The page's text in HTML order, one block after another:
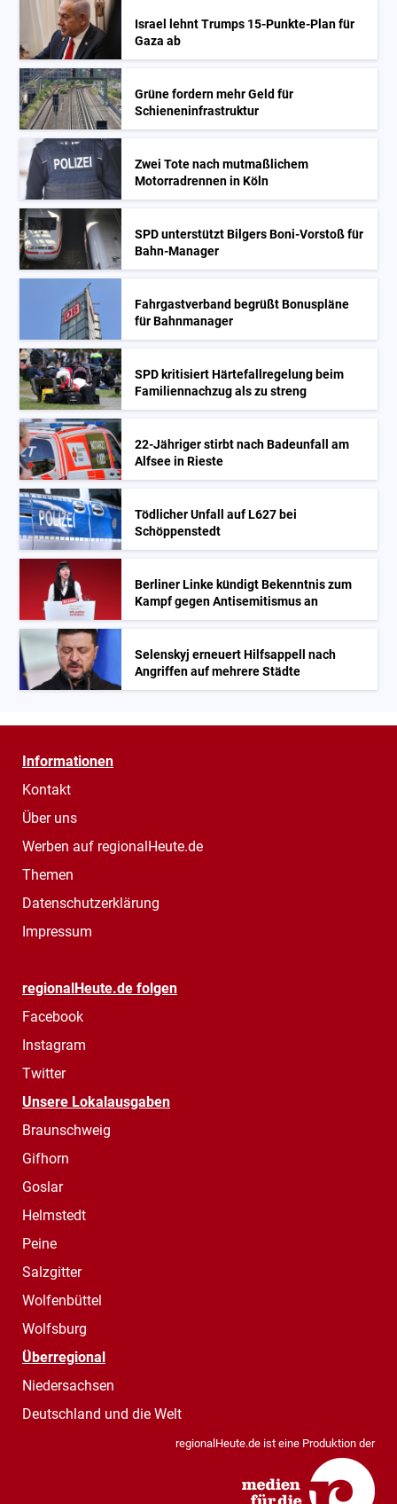
Israel lehnt Trumps 15-Punkte-Plan für
Gaza ab
Grüne fordern mehr Geld für
Schieneninfrastruktur
Zwei Tote nach mutmaßlichem
Motorradrennen in Köln
SPD unterstützt Bilgers Boni-Vorstoß für
Bahn-Manager
Fahrgastverband begrüßt Bonuspläne
für Bahnmanager
SPD kritisiert Härtefallregelung beim
Familiennachzug als zu streng
22-Jähriger stirbt nach Badeunfall am
Alfsee in Rieste
Tödlicher Unfall auf L627 bei
Schöppenstedt
Berliner Linke kündigt Bekenntnis zum
Kampf gegen Antisemitismus an
Selenskyj erneuert Hilfsappell nach
Angriffen auf mehrere Städte
Informationen
Kontakt
Über uns
Werben auf regionalHeute.de
Themen
Datenschutzerklärung
Impressum
regionalHeute.de folgen
Facebook
Instagram
Twitter
Unsere Lokalausgaben
Braunschweig
Gifhorn
Goslar
Helmstedt
Peine
Salzgitter
Wolfenbüttel
Wolfsburg
Überregional
Niedersachsen
Deutschland und die Welt
regionalHeute.de ist eine Produktion der